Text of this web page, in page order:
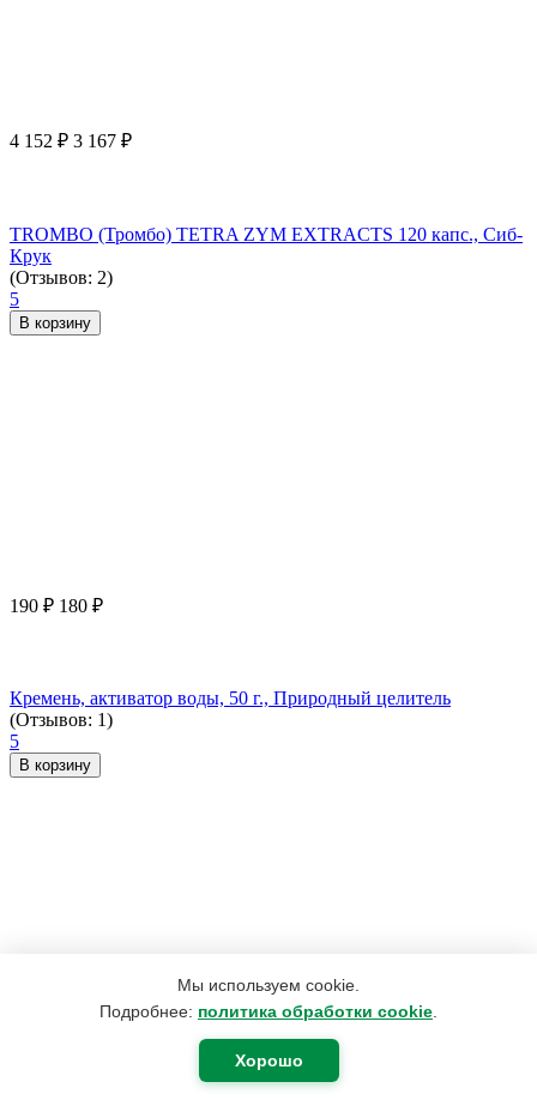
Мы используем cookie.
Подробнее: политика обработки cookie
Хорошо
4 152 ₽ 3 167 ₽
TROMBO (Тромбо) TETRA ZYM EXTRACTS 120 капс., Сиб-
Крук
(Отзывов: 2)
5
В корзину
190 ₽ 180 ₽
Кремень, активатор воды, 50 г., Природный целитель
(Отзывов: 1)
5
В корзину